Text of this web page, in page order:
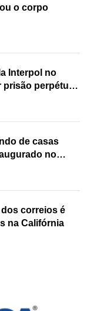
o corpo
Interpol no
prisão perpétua
de casas
no
correios é
na Califórnia